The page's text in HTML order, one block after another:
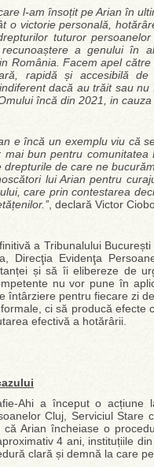
l-am însoțit pe Arian în
o victorie personală,
tuturor
a genului în
România. Facem apel
rapidă și accesibilă
dacă au trăit sau
încă din 2021, in cauza
e încă un exemplu viu că
mai bun pentru
drepturile de care ne
lui Arian pentru
care prin contestarea
, declară Victor
a Tribunalului
Direcţia Evidenţa
și să îi elibereze de
nu vor pune în
întârziere pentru fiecare zi
ci să producă efecte
efectivă a hotărârii.
Ahi a început o acțiune
Cluj, Serviciul
că Arian încheiase o
4 ani, instituțiile
clară și demnă la care